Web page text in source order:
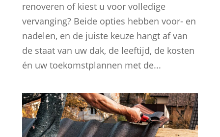
renoveren of kiest u voor volledige
vervanging? Beide opties hebben voor- en
nadelen, en de juiste keuze hangt af van
de staat van uw dak, de leeftijd, de kosten
én uw toekomstplannen met de...